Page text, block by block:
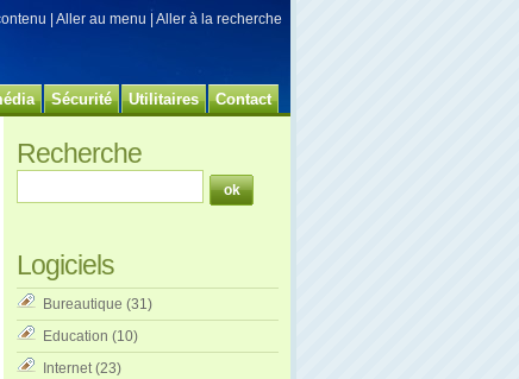
Aller au menu Aller à la recherche
Sécurité Utilitaires Contact
Recherche
Logiciels
Bureautique (31)
Education (10)
Internet(23)